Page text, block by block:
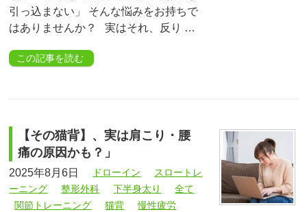
引っ込まない」 そんな悩みをお持ちで
はありませんか？ 実はそれ、反り …
この記事を読む
【その猫背】、実は肩こり・腰
痛の原因かも？」
2025年8月6日 ドローイン
スロートレ
ーニング
整形外科 下半身太り
全て
関節トレーニング
猫背
慢性疲労